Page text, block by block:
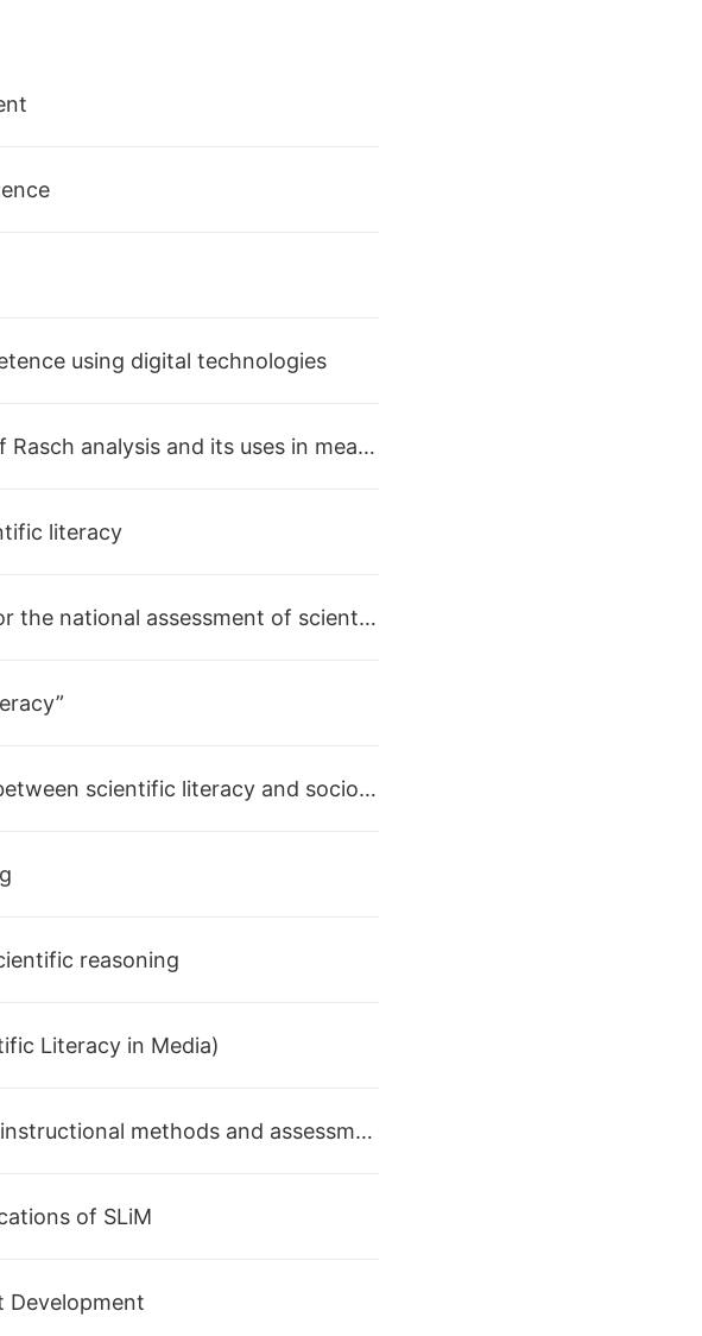
using digital technologies
第五讲 科学素养测评的Rasch分析Foundations of Rasch analysis and its uses in measuring aspects of scientific literacy
literacy
第七讲 以色列科学素养测评模型A novel model for the national assessment of scientific literacy being employed in Israel
第九讲 社会性科学议题与科学素养Connections between scientific literacy and socio-scientific issues (SSI)
reasoning
Literacy in Media)
第十三讲 媒介科学素养的教学与评价SLiM based instructional methods and assessments
of SLiM
Development